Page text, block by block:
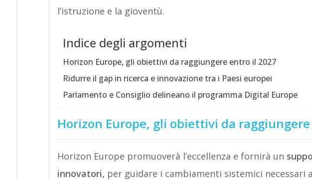
l’istruzione e la gioventù.
Indice degli argomenti
Horizon Europe, gli obiettivi da raggiungere entro il 2027
Ridurre il gap in ricerca e innovazione tra i Paesi europei
Parlamento e Consiglio delineano il programma Digital Europe
Horizon Europe, gli obiettivi da
Horizon Europe promuoverà l’eccellenza e fornirà un
innovatori, per guidare i cambiamenti sistemici necessari